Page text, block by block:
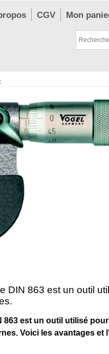
CGV Mon
DIN 863 est un outil
863 est un outil utilisé
Voici les avantages et